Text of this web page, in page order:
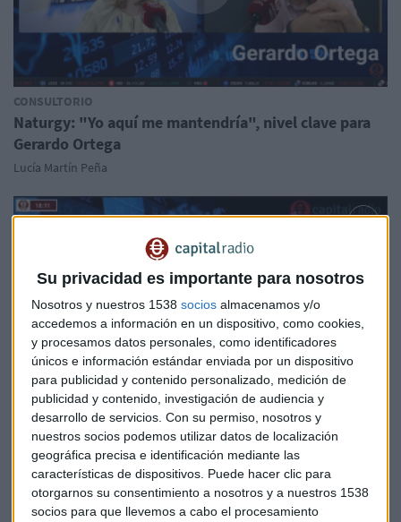
Su privacidad es importante para nosotros
Nosotros y nuestros 1538 socios almacenamos y/o
accedemos a información en un dispositivo, como cookies,
y procesamos datos personales, como identificadores
únicos e información estándar enviada por un dispositivo
para publicidad y contenido personalizado, medición de
publicidad y contenido, investigación de audiencia y
desarrollo de servicios. Con su permiso, nosotros y
nuestros socios podemos utilizar datos de localización
geográfica precisa e identificación mediante las
características de dispositivos. Puede hacer clic para
otorgarnos su consentimiento a nosotros y a nuestros 1538
socios para que llevemos a cabo el procesamiento
CONSULTORIO
Naturgy: "Yo aquí me mantendría", nivel clave para
Gerardo Ortega
Lucía Martín Peña
CONSULTORIO
Paco Pérez: "Lo normal es que Naturgy haga pronto
una corrección"
Jorge de Miguel